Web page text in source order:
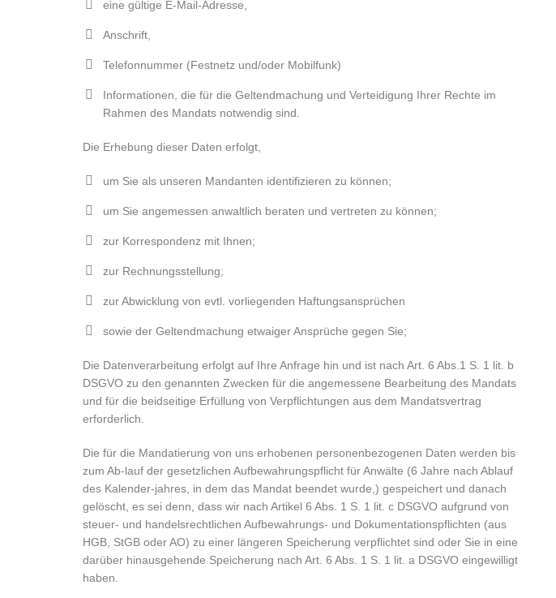
eine gültige E-Mail-Adresse,
Anschrift,
Telefonnummer (Festnetz und/oder Mobilfunk)
Informationen, die für die Geltendmachung und Verteidigung Ihrer Rechte im
Rahmen des Mandats notwendig sind.
Die Erhebung dieser Daten erfolgt,
um Sie als unseren Mandanten identifizieren zu können;
um Sie angemessen anwaltlich beraten und vertreten zu können;
zur Korrespondenz mit Ihnen;
zur Rechnungsstellung;
zur Abwicklung von evtl. vorliegenden Haftungsansprüchen
sowie der Geltendmachung etwaiger Ansprüche gegen Sie;
Die Datenverarbeitung erfolgt auf Ihre Anfrage hin und ist nach Art. 6 Abs.1 S. 1 lit. b
DSGVO zu den genannten Zwecken für die angemessene Bearbeitung des Mandats
und für die beidseitige Erfüllung von Verpflichtungen aus dem Mandatsvertrag
erforderlich.
Die für die Mandatierung von uns erhobenen personenbezogenen Daten werden bis
zum Ab-lauf der gesetzlichen Aufbewahrungspflicht für Anwälte (6 Jahre nach Ablauf
des Kalender-jahres, in dem das Mandat beendet wurde,) gespeichert und danach
gelöscht, es sei denn, dass wir nach Artikel 6 Abs. 1 S. 1 lit. c DSGVO aufgrund von
steuer- und handelsrechtlichen Aufbewahrungs- und Dokumentationspflichten (aus
HGB, StGB oder AO) zu einer längeren Speicherung verpflichtet sind oder Sie in eine
darüber hinausgehende Speicherung nach Art. 6 Abs. 1 S. 1 lit. a DSGVO eingewilligt
haben.